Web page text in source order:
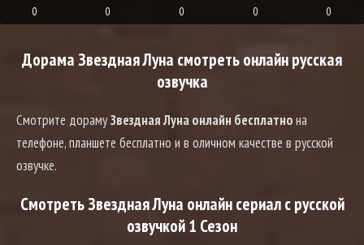
0 0 0 0 0
Дорама Звездная Луна смотреть онлайн русская
озвучка
Смотрите дорамуЗвездная Луна онлайн бесплатнона
телефоне, планшете бесплатно и в оличном качестве в русской
озвучке.
Смотреть Звездная Луна онлайн сериал с русской
озвучкой 1 Сезон